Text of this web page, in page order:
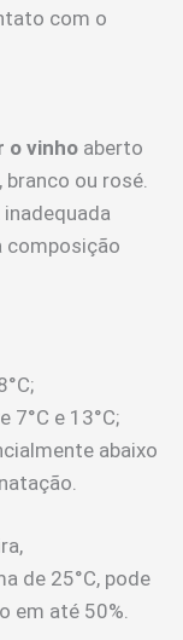
com o
o vinho aberto
ou rosé.
composição
7°C e 13°C;
abaixo
de 25°C, pode
em até 50%.